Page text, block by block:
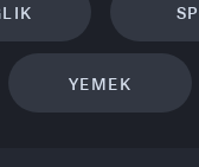
YEMEK